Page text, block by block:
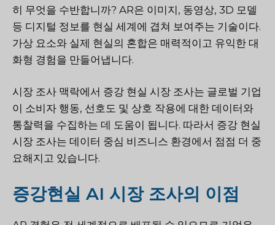
히 무엇을 수반합니까? AR은 이미지, 동영상, 3D 모델
등 디지털 정보를 현실 세계에 겹쳐 보여주는 기술이다.
가상 요소와 실제 현실의 혼합은 매력적이고 유익한 대
화형 경험을 만들어냅니다.
시장 조사 맥락에서 증강 현실 시장 조사는 글로벌 기업
이 소비자 행동, 선호도 및 상호 작용에 대한 데이터와
통찰력을 수집하는 데 도움이 됩니다. 따라서 증강 현실
시장 조사는 데이터 중심 비즈니스 환경에서 점점 더 중
요해지고 있습니다.
증강현실 AI 시장 조사의 이점